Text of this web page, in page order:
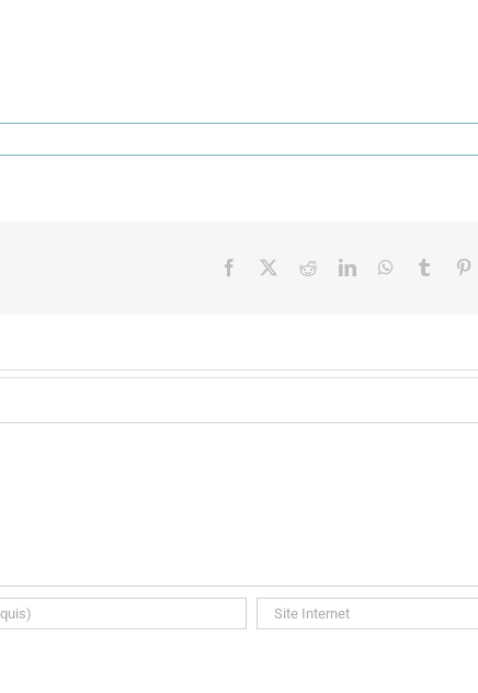
Facebook RedditLinkedInWhatsApp
Tumblr